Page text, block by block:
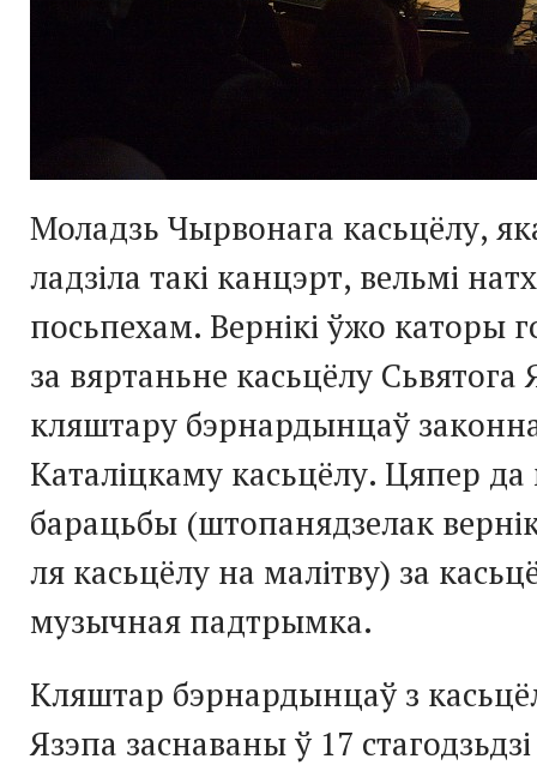
Моладзь Чырвонага касьцёлу,
ладзіла такі канцэрт, вельмі
посьпехам. Вернікі ўжо каторы
за вяртаньне касьцёлу Сьвятога
кляштару бэрнардынцаў
Каталіцкаму касьцёлу. Цяпер да
барацьбы (штопанядзелак
ля касьцёлу на малітву) за
музычная падтрымка.
Кляштар бэрнардынцаў з
Язэпа заснаваны ў 17